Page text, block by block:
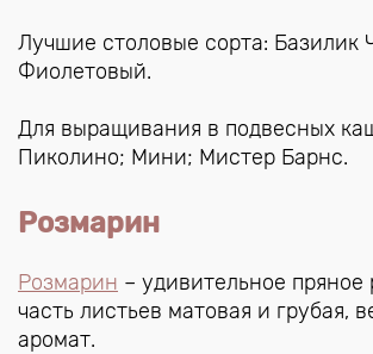
Лучшие столовые сорта:
Фиолетовый.
Для выращивания в подвесных
Пиколино; Мини; Мистер Барнс.
Розмарин
Розмарин – удивительное
часть листьев матовая и грубая,
аромат.